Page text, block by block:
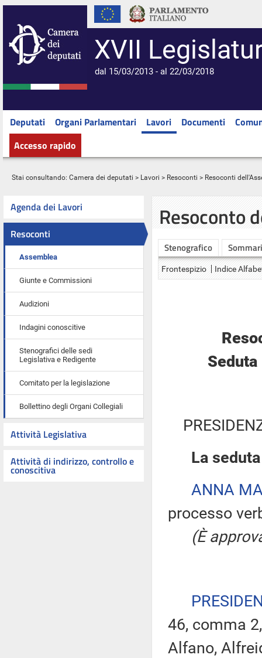
XVII
dal 15/03/2013 - al 22/03/2018
Deputati Organi Parlamentari Lavori Documenti
Accesso rapido
Stai consultando: Camera dei deputati > Lavori > Resoconti > Resoconti
Agenda dei Lavori
Resoconti
Assemblea
Giunte e Commissioni
Audizioni
Indagini conoscitive
Stenografici delle sedi
Legislativa e Redigente
Comitato per la legislazione
Bollettino degli Organi Collegiali
Attività Legislativa
Attività di indirizzo, controllo e
conoscitiva
Resoconto
Stenografico
Frontespizio Indice
La
ANNA
processo
(È
46, comma
Alfano,